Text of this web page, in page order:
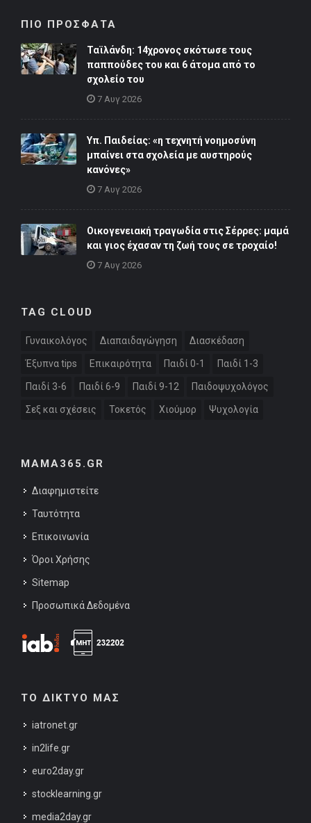
ΠΙΟ ΠΡΟΣΦΑΤΑ
Ταϊλάνδη: 14χρονος σκότωσε τους
παππούδες του και 6 άτομα από το
σχολείο του
7 Αυγ 2026
Υπ. Παιδείας: «η τεχνητή νοημοσύνη
μπαίνει στα σχολεία με αυστηρούς
κανόνες»
7 Αυγ 2026
Οικογενειακή τραγωδία στις Σέρρες: μαμά
και γιος έχασαν τη ζωή τους σε τροχαίο!
7 Αυγ 2026
TAG CLOUD
Γυναικολόγος Διαπαιδαγώγηση Διασκέδαση
Έξυπνα tips Επικαιρότητα Παιδί 0-1 Παιδί 1-3
Παιδί 3-6 Παιδί 6-9 Παιδί 9-12 Παιδοψυχολόγος
Σεξ και σχέσεις Τοκετός Χιούμορ Ψυχολογία
MAMA365.GR
Διαφημιστείτε
Ταυτότητα
Επικοινωνία
Όροι Χρήσης
Sitemap
Προσωπικά Δεδομένα
ΤΟ ΔΙΚΤΥΟ ΜΑΣ
iatronet.gr
in2life.gr
euro2day.gr
stocklearning.gr
media2day.gr